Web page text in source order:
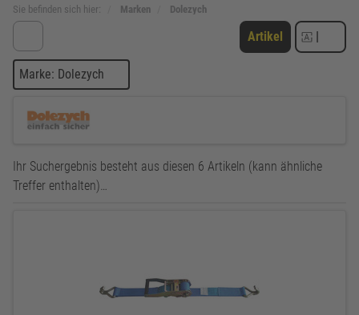
Sie befinden sich hier: Marken Dolezych
Artikel |
Marke: Dolezych
Ihr Suchergebnis besteht aus diesen 6 Artikeln (kann ähnliche
Treffer enthalten)…